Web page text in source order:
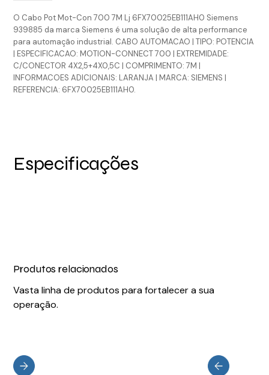
O Cabo Pot Mot-Con 700 7M Lj 6FX70025EB111AH0 Siemens
939885 da marca Siemens é uma solução de alta performance
para automação industrial. CABO AUTOMACAO | TIPO: POTENCIA
| ESPECIFICACAO: MOTION-CONNECT 700 | EXTREMIDADE:
C/CONECTOR 4X2,5+4X0,5C | COMPRIMENTO: 7M |
INFORMACOES ADICIONAIS: LARANJA | MARCA: SIEMENS |
REFERENCIA: 6FX70025EB111AH0.
Especificações
Produtos relacionados
Vasta linha de produtos para fortalecer a sua
operação.